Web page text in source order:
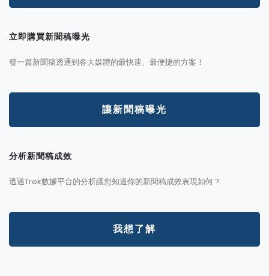
立即購買新聞稿曝光
發一篇新聞稿透通到各大媒體的最快速、最便捷的方案！
讓新聞稿曝光
分析新聞稿成效
透過Trek數據平台的分析讓您知道你的新聞稿成效表現如何？
我想了解